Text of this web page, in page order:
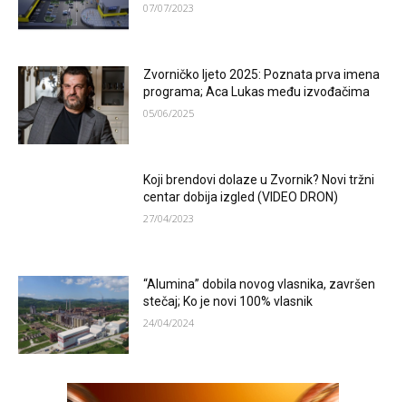
07/07/2023
Zvorničko ljeto 2025: Poznata prva imena
programa; Aca Lukas među izvođačima
05/06/2025
Koji brendovi dolaze u Zvornik? Novi tržni
centar dobija izgled (VIDEO DRON)
27/04/2023
“Alumina” dobila novog vlasnika, završen
stečaj; Ko je novi 100% vlasnik
24/04/2024